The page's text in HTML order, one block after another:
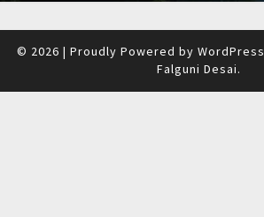
© 2026 | Proudly Powered by WordPress
Falguni Desai.